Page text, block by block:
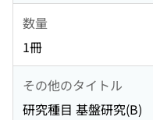
数量
1冊
その他のタイトル
研究種目 基盤研究(B)